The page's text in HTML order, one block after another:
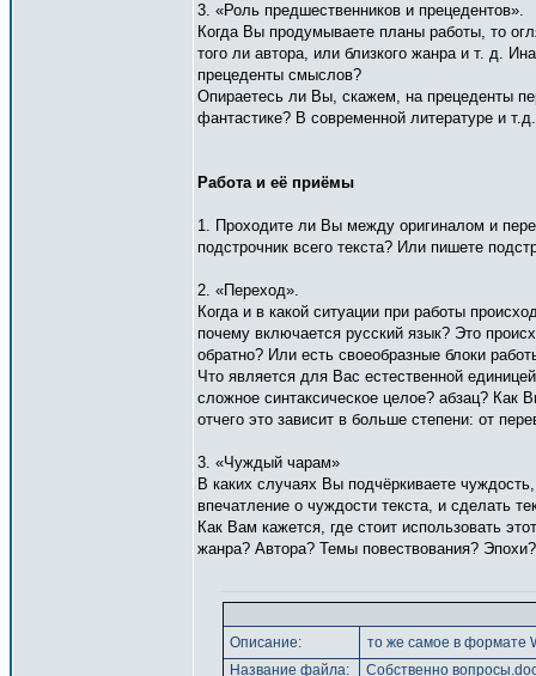
3. «Роль предшественников и прецедентов».
Когда Вы продумываете планы работы, то
того ли автора, или близкого жанра и т. д.
прецеденты смыслов?
Опираетесь ли Вы, скажем, на прецеденты
фантастике? В современной литературе и
Работа и её приёмы
1. Проходите ли Вы между оригиналом и
подстрочник всего текста? Или пишете
2. «Переход».
Когда и в какой ситуации при работы
почему включается русский язык? Это
обратно? Или есть своеобразные блоки
Что является для Вас естественной
сложное синтаксическое целое? абзац? Как
отчего это зависит в больше степени: от
3. «Чуждый чарам»
В каких случаях Вы подчёркиваете
впечатление о чуждости текста, и сделать
Как Вам кажется, где стоит использовать
жанра? Автора? Темы повествования?
Описание:
то же самое в формате
Название файла:
Собственно